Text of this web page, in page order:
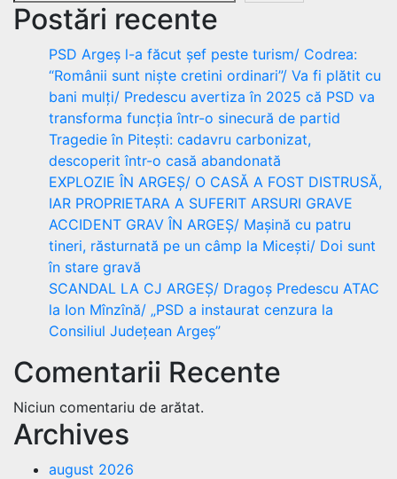
Postări recente
PSD Argeș l-a făcut șef peste turism/ Codrea:
“Românii sunt niște cretini ordinari”/ Va fi plătit cu
bani mulți/ Predescu avertiza în 2025 că PSD va
transforma funcția într-o sinecură de partid
Tragedie în Pitești: cadavru carbonizat,
descoperit într-o casă abandonată
EXPLOZIE ÎN ARGEȘ/ O CASĂ A FOST DISTRUSĂ,
IAR PROPRIETARA A SUFERIT ARSURI GRAVE
ACCIDENT GRAV ÎN ARGEȘ/ Mașină cu patru
tineri, răsturnată pe un câmp la Micești/ Doi sunt
în stare gravă
SCANDAL LA CJ ARGEȘ/ Dragoș Predescu ATAC
la Ion Mînzînă/ „PSD a instaurat cenzura la
Consiliul Județean Argeș”
Comentarii Recente
Niciun comentariu de arătat.
Archives
august 2026